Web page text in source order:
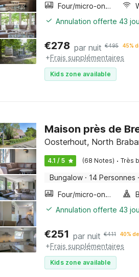
Four/micro-onde combinés
Annulation offerte 43
€278 par nuit €495 45%
+Frais supplémentaires
Kids zone available
Maison près de
Oosterhout, North
4.1 / 5 (68 Notes) · Très
Bungalow · 14 Personnes ·
Four/micro-onde combinés
Annulation offerte 43
€251 par nuit €411 40%
+Frais supplémentaires
Kids zone available